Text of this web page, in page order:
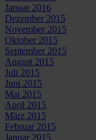
Januar 2016
Dezember 2015
November 2015
Oktober 2015
September 2015
August 2015
Juli 2015
Juni 2015
Mai 2015
April 2015
März 2015
Februar 2015
Januar 2015